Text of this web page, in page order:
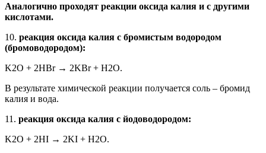
Аналогично проходят реакции оксида калия и с другими
кислотами.
10. реакция оксида калия с бромистым водородом
(бромоводородом):
K2O + 2HBr → 2KBr + H2O.
В результате химической реакции получается соль – бромид
калия и вода.
11. реакция оксида калия с йодоводородом:
K2O + 2HI → 2KI + H2O.